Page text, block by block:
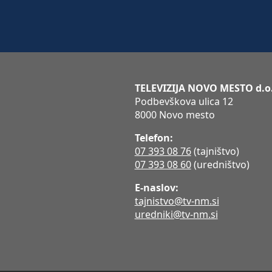
TELEVIZIJA NOVO MESTO
Podbevškova ulica 12
8000 Novo mesto
Telefon:
07 393 08 76(tajništvo)
07 393 08 60(uredništvo)
E-naslov:
tajnistvo@tv-nm.si
uredniki@tv-nm.si